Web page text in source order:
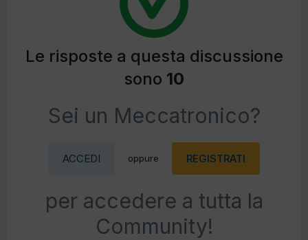
Le risposte a questa discussione
sono 10
Sei un Meccatronico?
ACCEDI oppure REGISTRATI
per accedere a tutta la
Community!